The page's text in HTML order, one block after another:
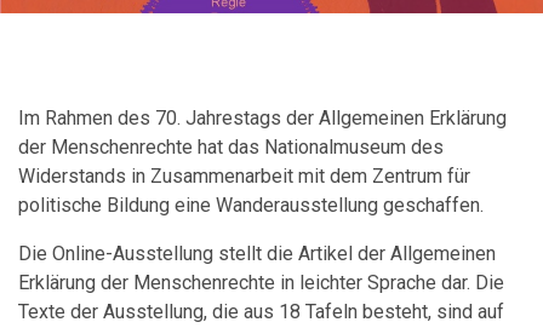
Im Rahmen des 70. Jahrestags der Allgemeinen Erklärung
der Menschenrechte hat das Nationalmuseum des
Widerstands in Zusammenarbeit mit dem Zentrum für
politische Bildung eine Wanderausstellung geschaffen.
Die Online-Ausstellung stellt die Artikel der Allgemeinen
Erklärung der Menschenrechte in leichter Sprache dar. Die
Texte der Ausstellung, die aus 18 Tafeln besteht, sind auf